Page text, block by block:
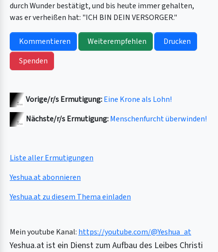
durch Wunder bestätigt, und bis heute immer gehalten,
was er verheißen hat: "ICH BIN DEIN VERSORGER."
Kommentieren Weiterempfehlen
Drucken
Spenden
Vorige/r/s Ermutigung:Eine Krone als Lohn!
Nächste/r/s Ermutigung:Menschenfurcht überwinden!
Liste aller Ermutigungen
Yeshua.at abonnieren
Yeshua.at zu diesem Thema einladen
Mein youtube Kanal: https://youtube.com/@Yeshua_at
Yeshua.at ist ein Dienst zum Aufbau des Leibes Christi